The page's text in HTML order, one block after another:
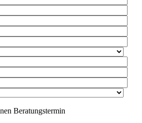
Beratungstermin